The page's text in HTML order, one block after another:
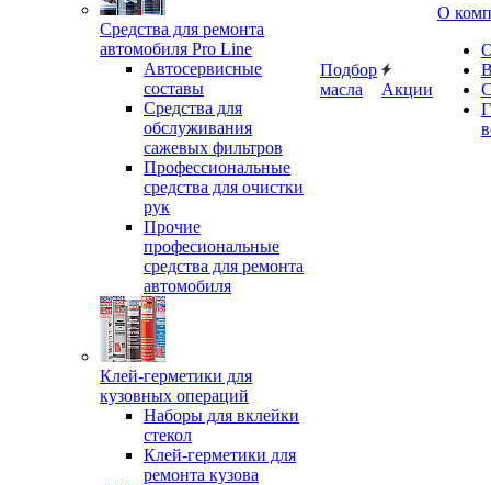
Средства для ремонта
автомобиля Pro Line
Автосервисные
составы
Средства для
обслуживания
сажевых фильтров
Профессиональные
средства для очистки
рук
Прочие
професиональные
средства для ремонта
автомобиля
Клей-герметики для
кузовных операций
Наборы для вклейки
стекол
Клей-герметики для
ремонта кузова
Подбор
масла
Акции
О